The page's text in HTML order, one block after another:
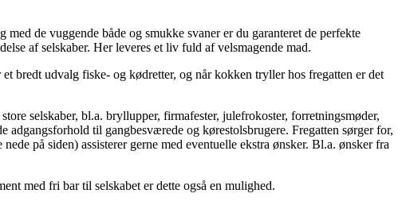
de vuggende både og smukke svaner er du garanteret de perfekte
af selskaber. Her leveres et liv fuld af velsmagende mad.
bredt udvalg fiske- og kødretter, og når kokken tryller hos fregatten er det
selskaber, bl.a. bryllupper, firmafester, julefrokoster, forretningsmøder,
til gangbesværede og kørestolsbrugere. Fregatten sørger for,
på siden) assisterer gerne med eventuelle ekstra ønsker. Bl.a. ønsker fra
med fri bar til selskabet er dette også en mulighed.